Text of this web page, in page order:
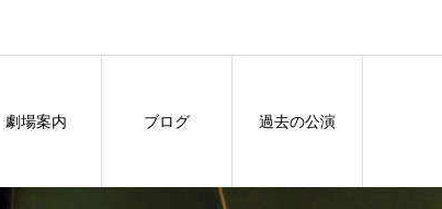
劇場案内 ブログ 過去の公演